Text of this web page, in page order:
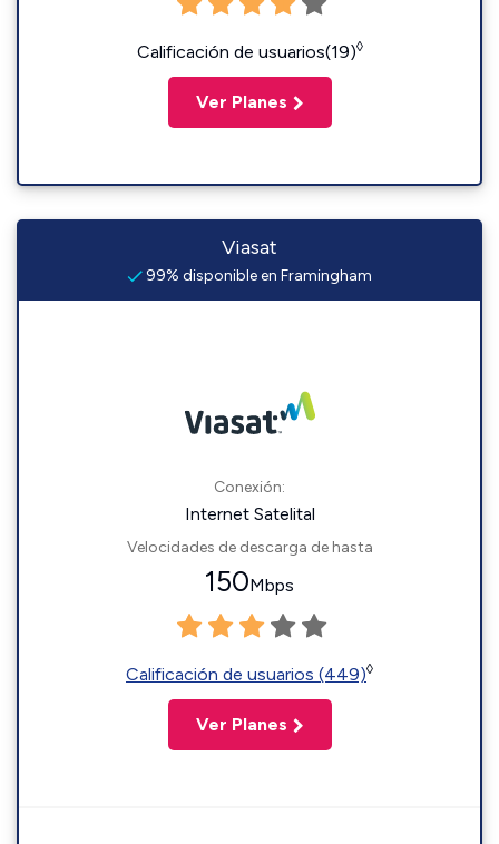
Calificación de usuarios(19)◊
Ver Planes
Viasat
99% disponible en Framingham
Conexión:
Internet Satelital
Velocidades de descarga de hasta
150Mbps
Calificación de usuarios (449)◊
Ver Planes